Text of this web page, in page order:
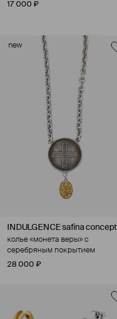
17 000 ₽
new
INDULGENCE safina concept
колье «монета веры» с
серебряным покрытием
28 000 ₽